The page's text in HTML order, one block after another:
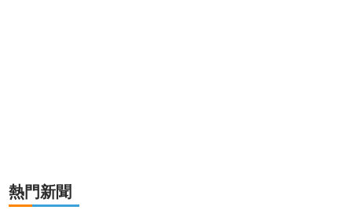
熱門新聞